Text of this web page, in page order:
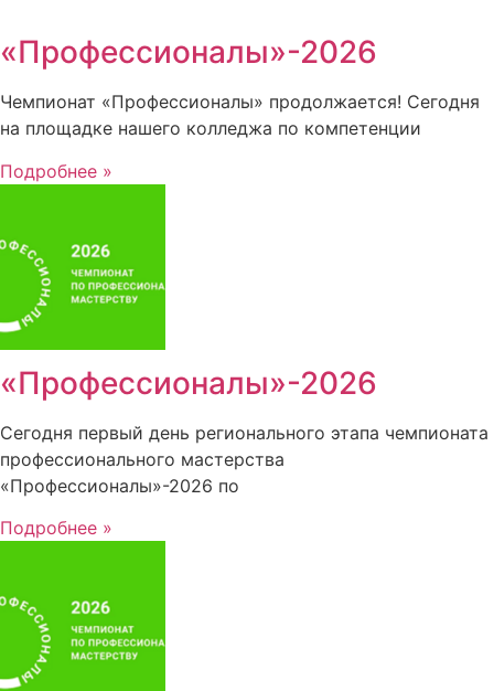
«Профессионалы»-2026
Чемпионат «Профессионалы» продолжается! Сегодня
на площадке нашего колледжа по компетенции
Подробнее »
«Профессионалы»-2026
Сегодня первый день регионального этапа чемпионата
профессионального мастерства
«Профессионалы»-2026 по
Подробнее »